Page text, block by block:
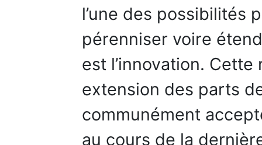
l’une des possibilités
pérenniser voire
est l’innovation.
extension des parts
communément
au cours de la